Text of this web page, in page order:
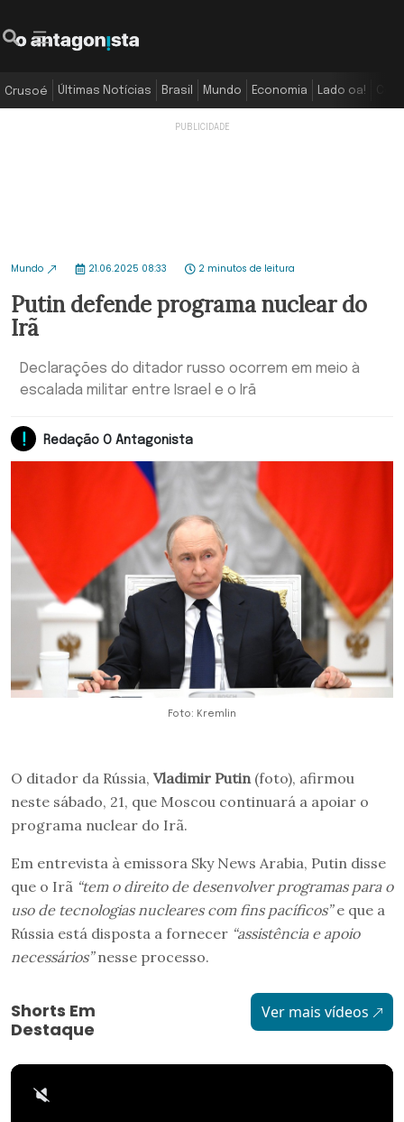
Crusoé Últimas Notícias Brasil Mundo Economia Lado oa!
Mundo 21.06.2025 08:33 2 minutos de leitura
Putin defende programa nuclear do
Irã
Declarações do ditador russo ocorrem em meio à
escalada militar entre Israel e o Irã
Redação O Antagonista
Foto: Kremlin
O ditador da Rússia, Vladimir Putin (foto), afirmou
neste sábado, 21, que Moscou continuará a apoiar o
programa nuclear do Irã.
Em entrevista à emissora Sky News Arabia, Putin disse
que o Irã “tem o direito de desenvolver programas para o
uso de tecnologias nucleares com fins pacíficos”e que a
Rússia está disposta a fornecer “assistência e apoio
necessários”nesse processo.
Shorts Em
Destaque
Ver mais vídeos